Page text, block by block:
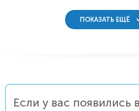
ПОКАЗАТЬ ЕЩЁ
Если у вас появились